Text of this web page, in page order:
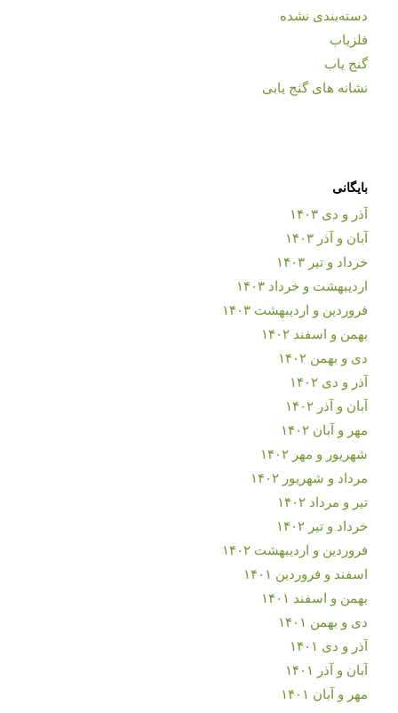
دسته‌بندی نشده
فلزیاب
گنج یاب
نشانه های گنج یابی
بایگانی
آذر و دی ۱۴۰۳
آبان و آذر ۱۴۰۳
خرداد و تیر ۱۴۰۳
اردیبهشت و خرداد ۱۴۰۳
فروردین و اردیبهشت ۱۴۰۳
بهمن و اسفند ۱۴۰۲
دی و بهمن ۱۴۰۲
آذر و دی ۱۴۰۲
آبان و آذر ۱۴۰۲
مهر و آبان ۱۴۰۲
شهریور و مهر ۱۴۰۲
مرداد و شهریور ۱۴۰۲
تیر و مرداد ۱۴۰۲
خرداد و تیر ۱۴۰۲
فروردین و اردیبهشت ۱۴۰۲
اسفند و فروردین ۱۴۰۱
بهمن و اسفند ۱۴۰۱
دی و بهمن ۱۴۰۱
آذر و دی ۱۴۰۱
آبان و آذر ۱۴۰۱
مهر و آبان ۱۴۰۱